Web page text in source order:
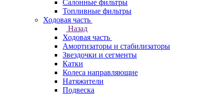
Салонные фильтры
Топливные фильтры
Ходовая часть
Назад
Ходовая часть
Амортизаторы и стабилизаторы
Звездочки и сегменты
Катки
Колеса направляющие
Натяжители
Подвеска